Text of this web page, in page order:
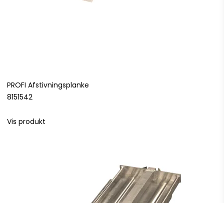
PROFI Afstivningsplanke
8151542
Vis produkt